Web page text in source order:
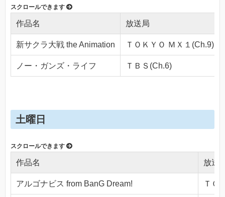
作品名 放送局
新サクラ大戦 the Animation ＴＯＫＹＯ ＭＸ１(Ch.9)
ノー・ガンズ・ライフ ＴＢＳ(Ch.6)
土曜日
作品名 放送
アルゴナビス from BanG Dream! ＴＯ